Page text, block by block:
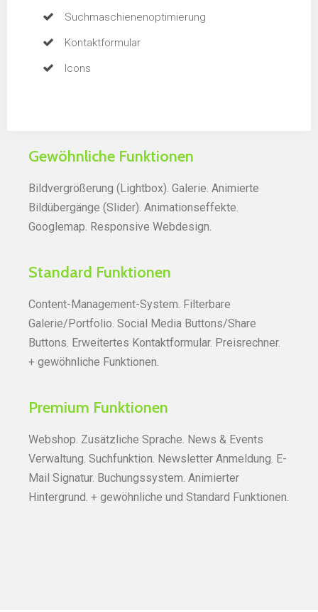
Suchmaschienen­optimierung
Kontaktformular
Icons
Gewöhnliche Funktionen
Bildvergrößerung (Lightbox). Galerie. Animierte
Bildübergänge (Slider). Animationseffekte.
Googlemap. Responsive Webdesign.
Standard Funktionen
Content-Management-System. Filterbare
Galerie/Portfolio. Social Media Buttons/Share
Buttons. Erweitertes Kontaktformular. Preisrechner.
+ gewöhnliche Funktionen.
Premium Funktionen
Webshop. Zusätzliche Sprache. News & Events
Verwaltung. Suchfunktion. Newsletter Anmeldung. E-
Mail Signatur. Buchungssystem. Animierter
Hintergrund. + gewöhnliche und Standard Funktionen.